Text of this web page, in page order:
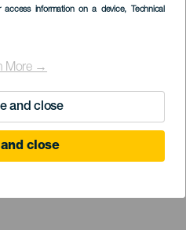
access information on a device, Technical
More →
and close
close